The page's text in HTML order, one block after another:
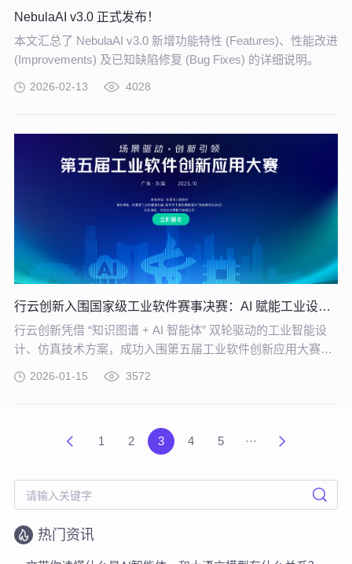
NebulaAI v3.0 正式发布！
本文汇总了 NebulaAI v3.0 新增功能特性 (Features)、性能改进
(Improvements) 及已知缺陷修复 (Bug Fixes) 的详细说明。
2026-02-13 4028
行云创新入围国家级工业软件赛事决赛：AI 赋能工业设计仿真再进阶
行云创新凭借 “知识图谱 + AI 智能体” 双轮驱动的工业智能设
计、仿真技术方案，成功入围第五届工业软件创新应用大赛决
2026-01-15 3572
1 2 3 4 5 ···
热门资讯